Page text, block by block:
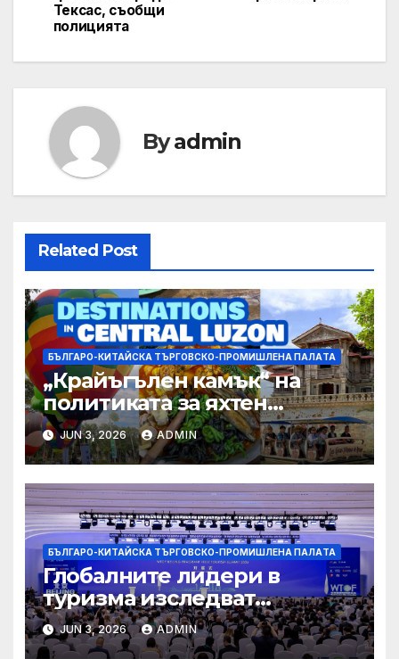
Тексас, съобщи
полицията
Byadmin
Related Post
БЪЛГАРО-КИТАЙСКА ТЪРГОВСКО-ПРОМИШЛЕНА ПАЛAТА
„Крайъгълен камък“ на
политиката за яхтен
туризъм на GBA
JUN 3, 2026 ADMIN
БЪЛГАРО-КИТАЙСКА ТЪРГОВСКО-ПРОМИШЛЕНА ПАЛAТА
Глобалните лидери в
туризма изследват
бъдещето на пътуването,
управлявано от AI
JUN 3, 2026 ADMIN